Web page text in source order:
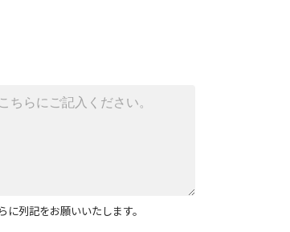
列記をお願いいたします。